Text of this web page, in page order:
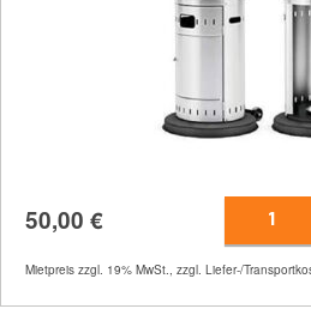
50,00 €
Mietpreis zzgl. 19% MwSt., zzgl. Liefer-/